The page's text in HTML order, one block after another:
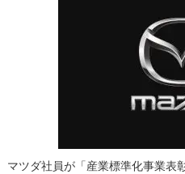
マツダ社員が「産業標準化事業表